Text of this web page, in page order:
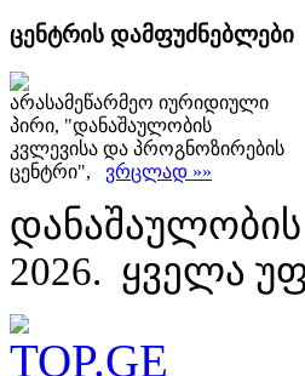
ცენტრის დამფუძნებლები
არასამეწარმეო იურიდიული
პირი, "დანაშაულობის
კვლევისა და პროგნოზირების
ცენტრი", ვრცლად »»
2026. ყველა